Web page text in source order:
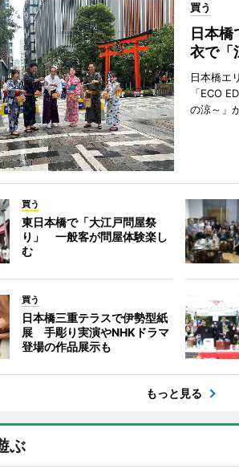
買う
日本
衣で「
日本橋エ
「ECO
の涼～」
買う
東日本橋で「大江戸問屋祭
り」 一般客が問屋体験楽し
む
買う
日本橋三重テラスで伊勢型紙
展 手彫り実演やNHKドラマ
登場の作品展示も
もっと見る
ぶ